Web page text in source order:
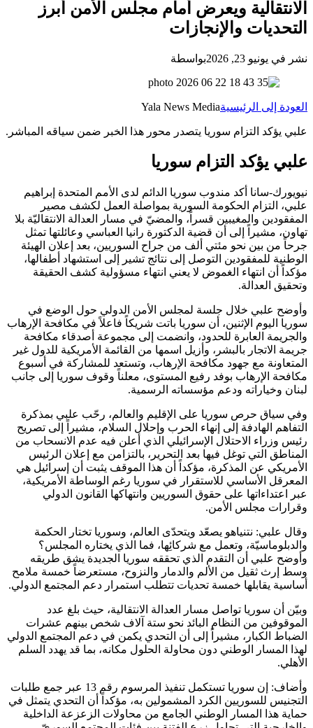
الانتقالية ويعرض أمام مجلس الأمن أبرز
التحديات والإنجازات
نشر في يونيو 23, 2026 بواسطة
العودة إلى الرئيسيةYala News Media
علبي يؤكد التزام سوريا يتصدر محور هذا الخبر ضمن سياقه المباشر.
علبي يؤكد التزام سوريا
نيويورك-سانا أكد مندوب سوريا الدائم لدى الأمم المتحدة إبراهيم
علبي، التزام الحكومة السورية بمواصلة العمل لكشف مصير
المفقودين والمغيبين قسراً، ‏والمضيّ في مسار العدالة الانتقاليّة بلا
تهاون، مشيراً إلى أن قضية الدكتورة رانيا العباسي وعائلتها تمثل
جرحاً من بين نحو مئتي ألف من جراح السوريين، بعد إعلان الهيئة
الوطنية للمفقودين التوصل إلى نتائج تشير إلى استشهاد أطفالها،
مؤكداً أن انتهاء الغموض لا يعني انتهاء مسؤولية كشف الحقيقة
وتحقيق العدالة.
وأوضح علبي خلال جلسة لمجلس الأمن الدولي حول الوضع في
سوريا اليوم الإثنين، أن سوريا باتت شريكاً فاعلاً في مكافحة الإرهاب
والجريمة العابرة للحدود، وانضمت إلى مجموعة أصدقاء مكافحة
جريمة الاتجار بالبشر، وأزيل اسمها من القائمة الأمريكية للدول غير
المتعاونة مع جهود مكافحة الإرهاب، وتستعد للمشاركة في أسبوع
مكافحة الإرهاب بوفد رفيع المستوى، معلناً وقوف سوريا إلى جانب
لبنان وخياراته ودعم مؤسساته الرسمية.
وفي سياق حرص سوريا على الإقليم والعالم، رحّب علبي بمذكرة
التفاهم الهادفة إلى إنهاء الحرب وإحلال السلام، مشيراً إلى تصريح
رئيس وزراء الاحتلال الإسرائيلي الذي أعلن فيه عدم الانسحاب من
المناطق التي توغل فيها بعد التحرير، بالتزامن مع إعلان الرئيس
الأمريكي عن المذكرة، مؤكداً أن هذا الموقف يثبت أن إسرائيل هي
المعرقل الأساسي للاستقرار في سوريا رغم الوساطة الأمريكية،
عبر اعتداءاتها على حقوق السوريين وانتهاكها القانون الدولي
وقرارات مجلس الأمن.
وقال علبي: نتنياهو يصعّد ويتحدّى العالم، وسوريا تختار الحكمة
والدبلوماسيّة، وتعمل مع شركائِها، فما الذي يختاره المجلس؟
وأوضح علبي أن التقدم الذي تحققه سوريا الجديدة يشق طريقه
وسط إرث ثقيل من الألم والدمار والنزوح، مستعرضاً خمسة ملامح
أساسية يقابلها خمسة تحديات تتطلب استمرار دعم المجتمع الدولي.
وبيّن أن سوريا تواصل مسار العدالة الانتقالية، حيث بلغ عدد
الموقوفين من النظام البائد نحو ستة آلاف شخص بينهم عشرات
الضباط الكبار، مشيراً إلى أن التحدي يكمن في دعم المجتمع الدولي
لهذا المسار الوطني دون محاولة الحلول مكانه، بما قد يهدد السلم
الأهلي.
وأضاف: إن سوريا تستكمل تنفيذ المرسوم رقم 13 عبر جمع طلبات
التجنيس للسوريين الكرد المشمولين به، مؤكداً أن التحدي يتمثل في
حماية هذا المسار الوطني الجامع من محاولات الزعزعة الداخلية